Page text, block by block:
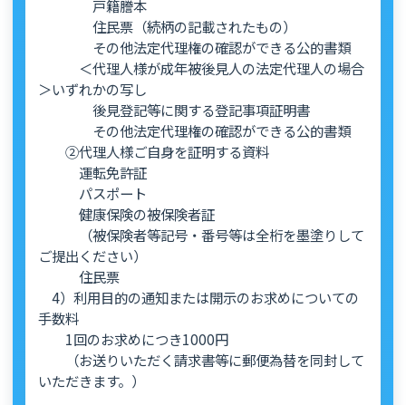
戸籍謄本
住民票（続柄の記載されたもの）
その他法定代理権の確認ができる公的書類
＜代理人様が成年被後見人の法定代理人の場合
＞いずれかの写し
後見登記等に関する登記事項証明書
その他法定代理権の確認ができる公的書類
②代理人様ご自身を証明する資料
運転免許証
パスポート
健康保険の被保険者証
（被保険者等記号・番号等は全桁を墨塗りして
ご提出ください）
住民票
4）利用目的の通知または開示のお求めについての
手数料
1回のお求めにつき1000円
（お送りいただく請求書等に郵便為替を同封して
いただきます。）